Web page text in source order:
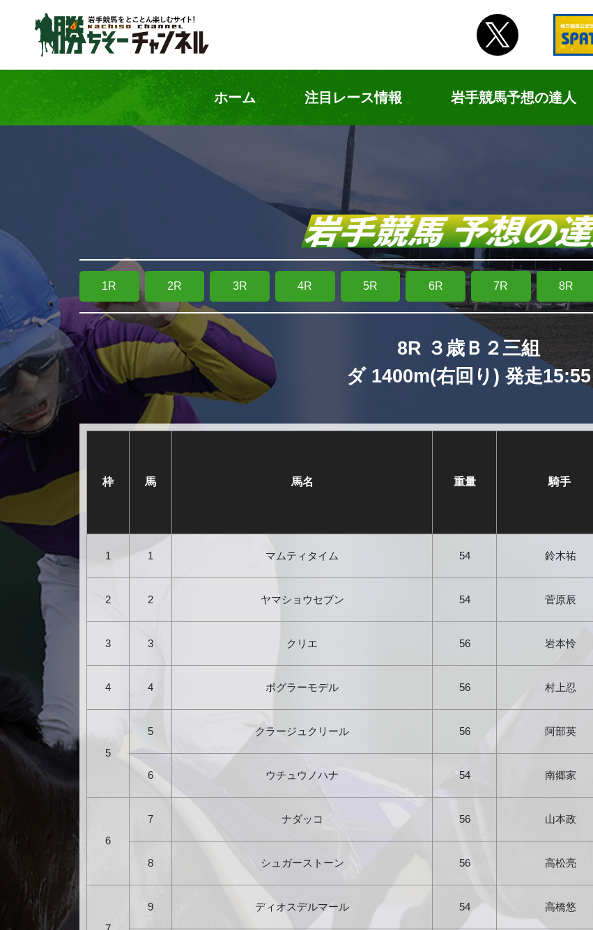
ホーム 注目レース情報 岩手競馬予想の達人
1R 2R 3R 4R 5R 6R 7R 8R
8R ３歳Ｂ２三組
ダ 1400m(右回り) 発走15:55
枠 馬 馬名 重量 騎手
1 1 マムティタイム 54 鈴木祐
2 2 ヤマショウセブン 54 菅原辰
3 3 クリエ 56 岩本怜
4 4 ボグラーモデル 56 村上忍
5
5 クラージュクリール 56 阿部英
6 ウチュウノハナ 54 南郷家
6
7 ナダッコ 56 山本政
8 シュガーストーン 56 高松亮
9 ディオスデルマール 54 高橋悠